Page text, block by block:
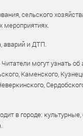
сельского
мероприятиях.
аварий и ДТП.
могут узнать об
Каменского,
в городе: